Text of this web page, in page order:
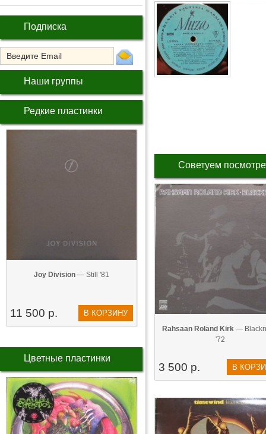
Подписка
Наши группы
Редкие пластинки
Joy Division — Still '81
11 500 р. В КОРЗИНУ
Цветные пластинки
Советуем
Rahsaan Roland Kirk —
'72
3 500 р. В